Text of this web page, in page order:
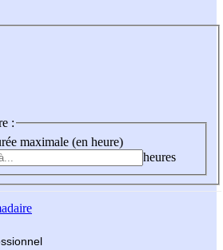
:
maximale (en heure)
heures